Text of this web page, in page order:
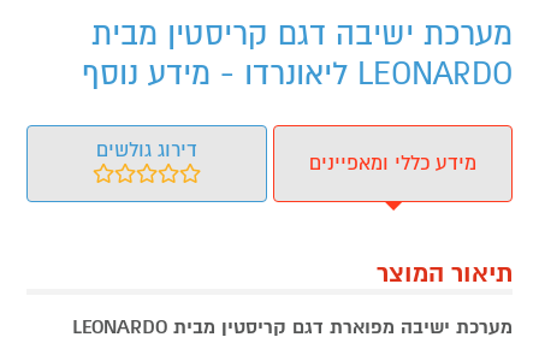
מערכת ישיבה דגם קריסטין מבית
LEONARDO ליאונרדו - מידע נוסף
מידע כללי ומאפיינים
דירוג גולשים
תיאור המוצר
מערכת ישיבה מפוארת דגם קריסטין מבית LEONARDO